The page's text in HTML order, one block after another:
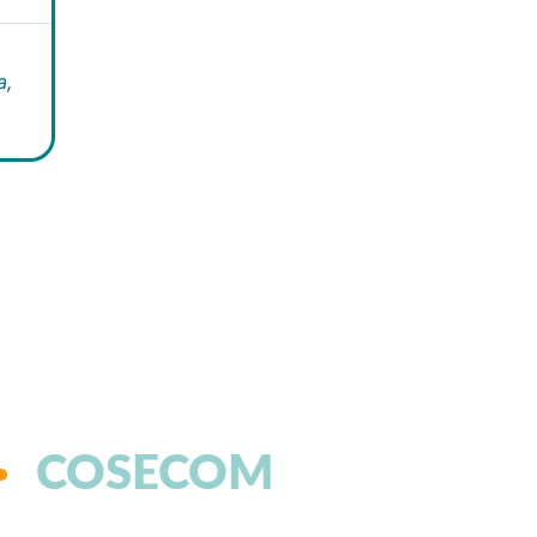
COSECOM